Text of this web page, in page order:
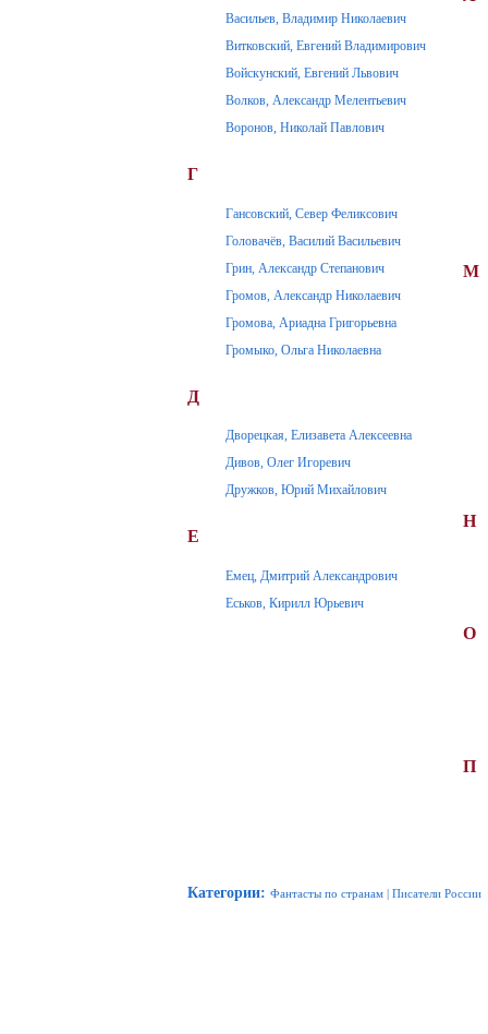
Васильев, Владимир Николаевич
Витковский, Евгений Владимирович
Войскунский, Евгений Львович
Волков, Александр Мелентьевич
Воронов, Николай Павлович
Г
Гансовский, Север Феликсович
Головачёв, Василий Васильевич
Грин, Александр Степанович
Громов, Александр Николаевич
Громова, Ариадна Григорьевна
Громыко, Ольга Николаевна
Д
Дворецкая, Елизавета Алексеевна
Дивов, Олег Игоревич
Дружков, Юрий Михайлович
Е
Емец, Дмитрий Александрович
Еськов, Кирилл Юрьевич
М
Н
О
П
Категории: Фантасты по странам | Писатели России